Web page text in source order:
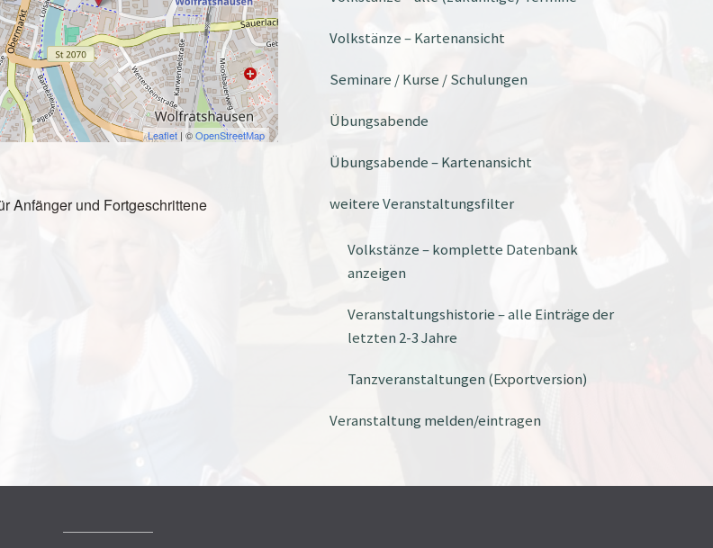
Leaflet| ©OpenStreetMap
Anfänger und Fortgeschrittene
Volkstänze – Kartenansicht
Seminare / Kurse / Schulungen
Übungsabende
Übungsabende – Kartenansicht
weitere Veranstaltungsfilter
Volkstänze – komplette Datenbank
anzeigen
Veranstaltungshistorie – alle Einträge der
letzten 2-3 Jahre
Tanzveranstaltungen (Exportversion)
Veranstaltung melden/eintragen